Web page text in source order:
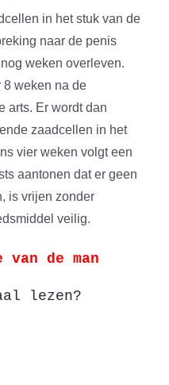
in het stuk van de
naar de penis
weken overleven.
8 weken na de
arts. Er wordt dan
zaadcellen in het
vier weken volgt een
aantonen dat er geen
is vrijen zonder
veilig.
de man
lezen?